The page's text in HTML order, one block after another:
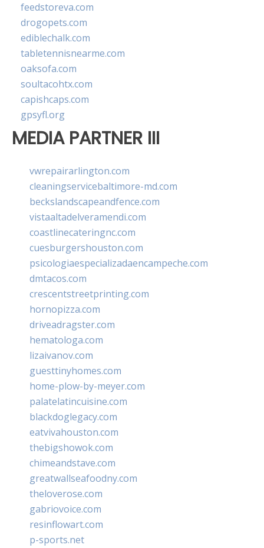
feedstoreva.com
drogopets.com
ediblechalk.com
tabletennisnearme.com
oaksofa.com
soultacohtx.com
capishcaps.com
gpsyfl.org
MEDIA PARTNER III
vwrepairarlington.com
cleaningservicebaltimore-md.com
beckslandscapeandfence.com
vistaaltadelveramendi.com
coastlinecateringnc.com
cuesburgershouston.com
psicologiaespecializadaencampeche.com
dmtacos.com
crescentstreetprinting.com
hornopizza.com
driveadragster.com
hematologa.com
lizaivanov.com
guesttinyhomes.com
home-plow-by-meyer.com
palatelatincuisine.com
blackdoglegacy.com
eatvivahouston.com
thebigshowok.com
chimeandstave.com
greatwallseafoodny.com
theloverose.com
gabriovoice.com
resinflowart.com
p-sports.net